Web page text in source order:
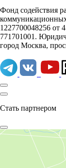
Фонд содействия
1227700048256
771701001.
город Москва,
Стать партнером